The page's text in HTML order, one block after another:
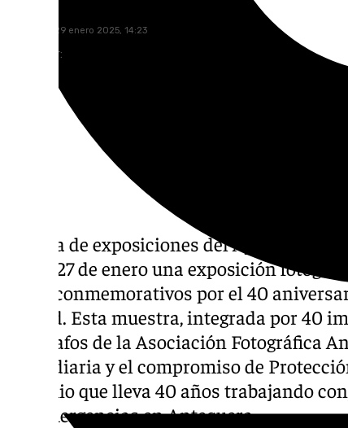
miércoles, 29 enero 2025, 14:23
Compartir:
La sala de exposiciones del
lunes 27 de enero una exposición
actos conmemorativos por el 40
ciudad. Esta muestra, integrada por 40
fotógrafos de la Asociación Fotográfica
labor diaria y el compromiso de
binomio que lleva 40 años trabajando
las emergencias en Antequera.